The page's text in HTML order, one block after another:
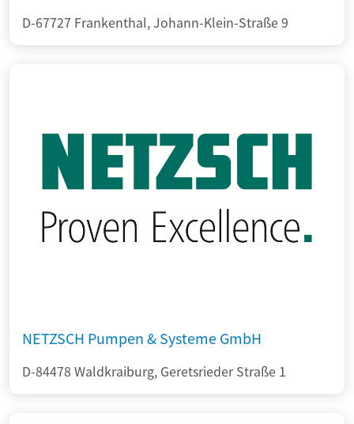
D-67727 Frankenthal, Johann-Klein-Straße 9
NETZSCH Pumpen & Systeme GmbH
D-84478 Waldkraiburg, Geretsrieder Straße 1